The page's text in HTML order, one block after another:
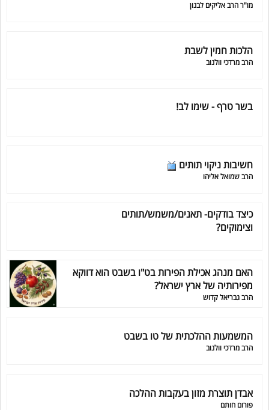
מו"ר הרב אליקים לבנון
הלכות חמין לשבת
הרב מרדכי וולנוב
בשר טרף - שימו לב!
חשיבות ניקוי תותים
הרב שמואל אליהו
כיצד בודקים- תאנים/משמש/תותים
וצימוקים?
האם מנהג אכילת הפירות בט"ו בשבט הוא דווקא
מפירותיה של ארץ ישראל?
הרב גבריאל קדוש
המשמעות ההלכתית של טו בשבט
הרב מרדכי וולנוב
אבדן תוצרת מזון בעקבות ההלכה
פורום חותם